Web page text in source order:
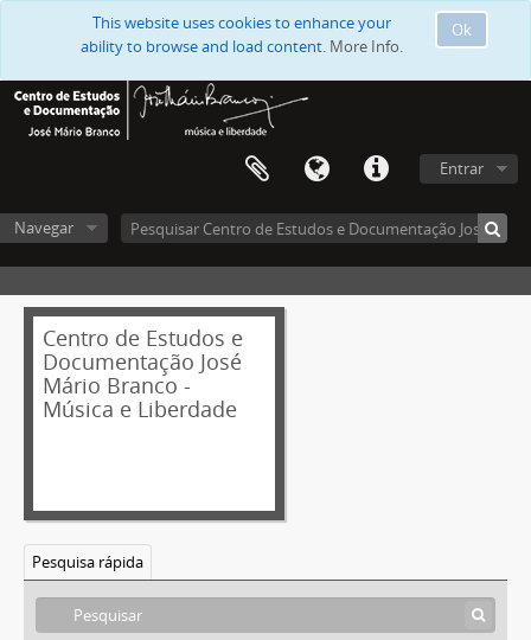
Ok
This website uses cookies to enhance your
ability to browse and load content. More Info.
Entrar
Navegar
Centro de Estudos e
Documentação José
Mário Branco -
Música e Liberdade
Pesquisa rápida